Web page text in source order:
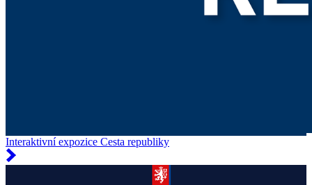
Interaktivní expozice Cesta republiky